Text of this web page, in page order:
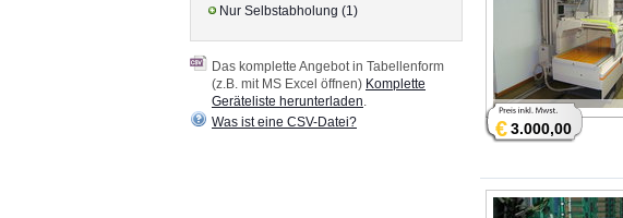
€3.000,00
Nur Selbstabholung (1)
Das komplette Angebot in Tabellenform
(z.B. mit MS Excel öffnen) Komplette
Geräteliste herunterladen
Was ist eine CSV-Datei?